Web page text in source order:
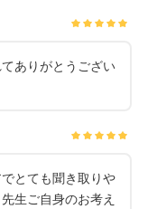
ありがとうござい
とても聞き取りや
生ご自身のお考え